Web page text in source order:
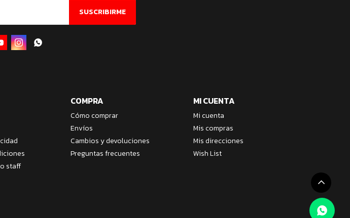
staff
COMPRA
Cómo comprar
Envíos
Cambios y devoluciones
Preguntas frecuentes
MI CUENTA
Mi cuenta
Mis compras
Mis direcciones
Wish List
SUSCRIBIRME
 